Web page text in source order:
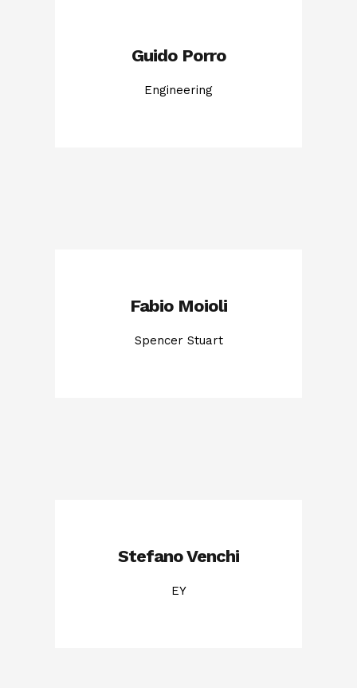
Guido Porro
Engineering
Fabio Moioli
Spencer Stuart
Stefano Venchi
EY